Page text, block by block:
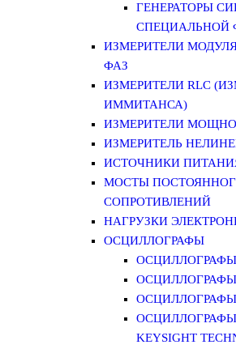
ГЕНЕРАТОРЫ
СПЕЦИАЛЬНОЙ
ИЗМЕРИТЕЛИ
ФАЗ
ИЗМЕРИТЕЛИ RLC
ИММИТАНСА)
ИЗМЕРИТЕЛИ
ИЗМЕРИТЕЛЬ
ИСТОЧНИКИ
МОСТЫ
СОПРОТИВЛЕНИЙ
НАГРУЗКИ
ОСЦИЛЛОГРАФЫ
ОСЦИЛЛОГРАФЫ
KEYSIGHT